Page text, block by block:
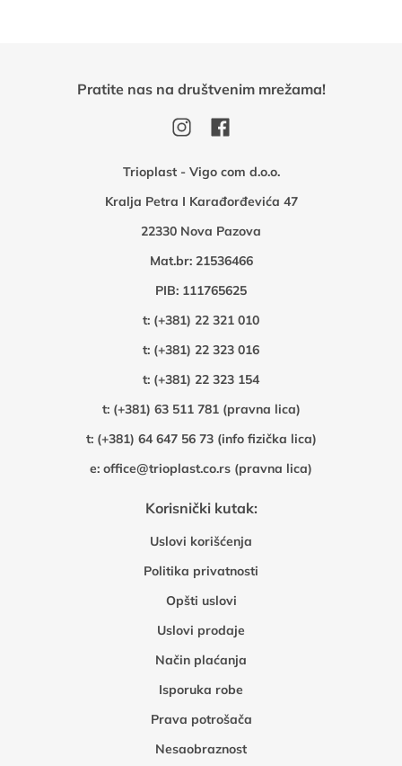
Trioplast - Vigo com d.o.o.
Kralja Petra I Karađorđevića 47
22330 Nova Pazova
Mat.br: 21536466
PIB: 111765625
t: (+381) 22 321 010
t: (+381) 22 323 016
t: (+381) 22 323 154
t: (+381) 63 511 781 (pravna lica)
t: (+381) 64 647 56 73 (info fizička lica)
e: office@trioplast.co.rs (pravna lica)
Korisnički kutak:
Uslovi korišćenja
Politika privatnosti
Opšti uslovi
Uslovi prodaje
Način plaćanja
Isporuka robe
Prava potrošača
Nesaobraznost
Pratite nas na društvenim mrežama!